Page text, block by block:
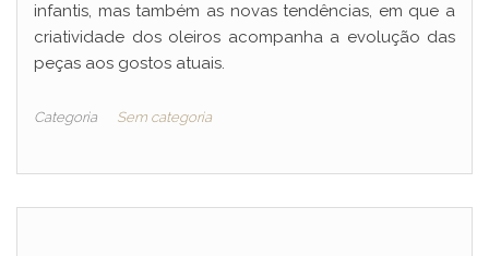
infantis, mas também as novas tendências, em que a
criatividade dos oleiros acompanha a evolução das
peças aos gostos atuais.
Categoria Sem categoria